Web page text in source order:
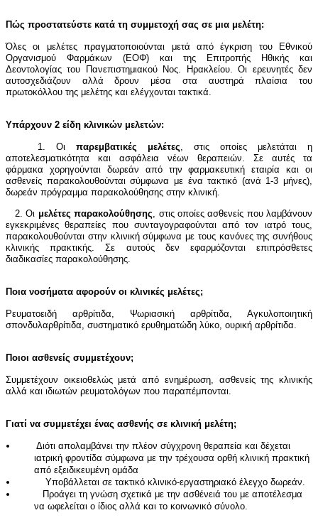
Πώς προστατεύστε κατά τη συμμετοχή σας σε μια μελέτη:
Όλες οι μελέτες πραγματοποιούνται μετά από έγκριση του Εθνικού
Οργανισμού Φαρμάκων (ΕΟΦ) και της Επιτροπής Ηθικής και
Δεοντολογίας του Πανεπιστημιακού Νος. Ηρακλείου. Οι ερευνητές δεν
αυτοσχεδιάζουν αλλά δρουν μέσα στα αυστηρά πλαίσια του
πρωτοκόλλου της μελέτης και ελέγχονται τακτικά.
Υπάρχουν 2 είδη κλινικών μελετών:
1. Οι παρεμβατικές μελέτες , στις οποίες μελετάται η
αποτελεσματικότητα και ασφάλεια νέων θεραπειών. Σε αυτές τα
φάρμακα χορηγούνται δωρεάν από την φαρμακευτική εταιρία και οι
ασθενείς παρακολουθούνται σύμφωνα με ένα τακτικό (ανά 1-3 μήνες),
δωρεάν πρόγραμμα παρακολούθησης στην κλινική.
2. Οι μελέτες παρακολούθησης , στις οποίες ασθενείς που λαμβάνουν
εγκεκριμένες θεραπείες που συνταγογραφούνται από τον ιατρό τους,
παρακολουθούνται στην κλινική σύμφωνα με τους κανόνες της συνήθους
κλινικής πρακτικής. Σε αυτούς δεν εφαρμόζονται επιπρόσθετες
διαδικασίες παρακολούθησης.
Ποια νοσήματα αφορούν οι κλινικές μελέτες;
Ρευματοειδή αρθρίτιδα, Ψωριασική αρθρίτιδα, Αγκυλοποιητική
σπονδυλαρθρίτιδα, συστηματικό ερυθηματώδη λύκο, ουρική αρθρίτιδα.
Ποιοι ασθενείς συμμετέχουν;
Συμμετέχουν οικειοθελώς μετά από ενημέρωση, ασθενείς της κλινικής
αλλά και ιδιωτών ρευματολόγων που παραπέμπονται.
Γιατί να συμμετέχει ένας ασθενής σε κλινική μελέτη;
Διότι απολαμβάνει την πλέον σύγχρονη θεραπεία και δέχεται
ιατρική φροντίδα σύμφωνα με την τρέχουσα ορθή κλινική πρακτική
από εξειδικευμένη ομάδα
Υποβάλλεται σε τακτικό κλινικό-εργαστηριακό έλεγχο δωρεάν.
Προάγει τη γνώση σχετικά με την ασθένειά του με αποτέλεσμα
να ωφελείται ο ίδιος αλλά και το κοινωνικό σύνολο.